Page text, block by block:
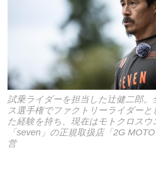
試乗ライダーを担当した辻健二郎。
ス選手権でファクトリーライダーと
た経験を持ち、現在はモトクロスウ
「seven」の正規取扱店「2G
営